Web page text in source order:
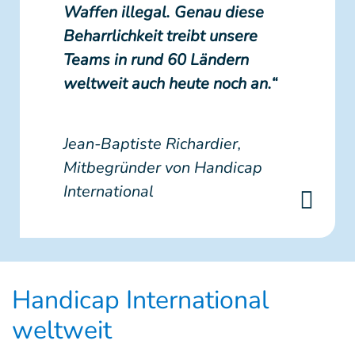
Waffen illegal. Genau diese
Beharrlichkeit treibt unsere
Teams in rund 60 Ländern
weltweit auch heute noch an.“
Jean-Baptiste Richardier,
Mitbegründer von Handicap
International
Handicap International
weltweit